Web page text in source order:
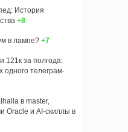
История
+8
в лампе? +7
121к за полгода:
одного телеграм-
в master,
Oracle и AI-скиллы в